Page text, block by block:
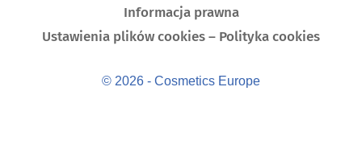
Informacja prawna
Ustawienia plików cookies – Polityka cookies
© 2026 - Cosmetics Europe